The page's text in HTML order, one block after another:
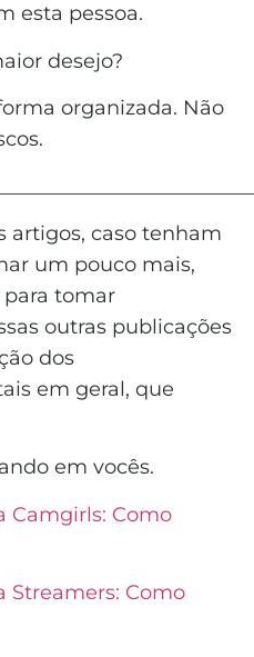
esta pessoa.
desejo?
organizada. Não
artigos, caso tenham
um pouco mais,
para tomar
outras publicações
dos
em geral, que
em vocês.
Camgirls: Como
Streamers: Como